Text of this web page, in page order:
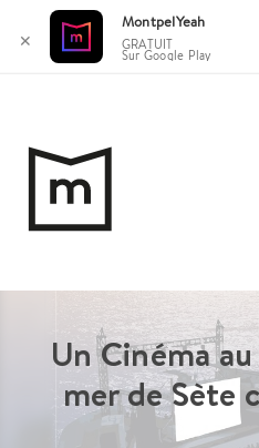
contenu
Un Cinéma
mer de Sète
✕
MontpelYeah
GRATUIT
Sur Google Play